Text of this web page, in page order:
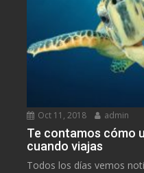
Oct 11, 2018 admin
Te contamos cómo
cuando viajas
Todos los días vemos